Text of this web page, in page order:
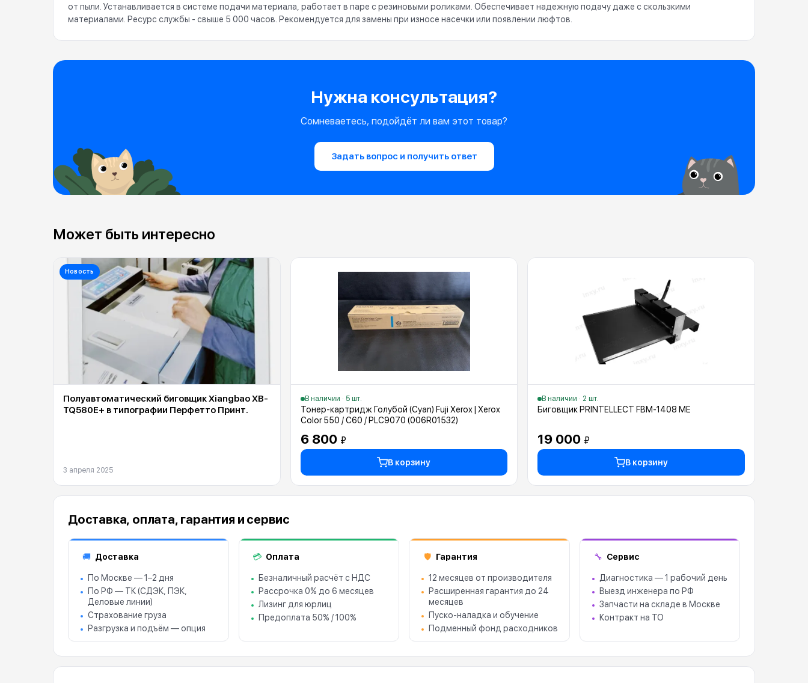
от пыли. Устанавливается в системе подачи материала, работает в паре с резиновыми роликами. Обеспечивает надежную подачу даже с скользкими
материалами. Ресурс службы - свыше 5 000 часов. Рекомендуется для замены при износе насечки или появлении люфтов.
Нужна консультация?
Сомневаетесь, подойдёт ли вам этот товар?
Задать вопрос и получить ответ
Может быть интересно
Новость
Полуавтоматический биговщик Xiangbao XB-
TQ580E+ в типографии Перфетто Принт.
3 апреля 2025
В наличии · 5 шт.
Тонер-картридж Голубой (Cyan) Fuji Xerox | Xerox
Color 550 / C60 / PLC9070 (006R01532)
6 800 ₽
В корзину
В наличии · 2 шт.
Биговщик PRINTELLECT FBM-1408 ME
19 000 ₽
В корзину
Доставка, оплата, гарантия и сервис
🚚 Доставка
По Москве — 1–2 дня
По РФ — ТК (СДЭК, ПЭК,
Деловые линии)
Страхование груза
Разгрузка и подъём — опция
💳 Оплата
Безналичный расчёт с НДС
Рассрочка 0% до 6 месяцев
Лизинг для юрлиц
Предоплата 50% / 100%
🛡 Гарантия
12 месяцев от производителя
Расширенная гарантия до 24
месяцев
Пуско-наладка и обучение
Подменный фонд расходников
🔧 Сервис
Диагностика — 1 рабочий день
Выезд инженера по РФ
Запчасти на складе в Москве
Контракт на ТО